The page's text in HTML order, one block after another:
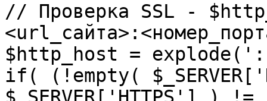
// Проверка SSL -
$http_host = explode(':',
if( (!empty(